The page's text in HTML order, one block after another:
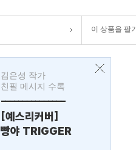
이 상품을 팔기
김은성 작가
친필 메시지 수록
---------------
[예스리커버]
빵야 TRIGGER